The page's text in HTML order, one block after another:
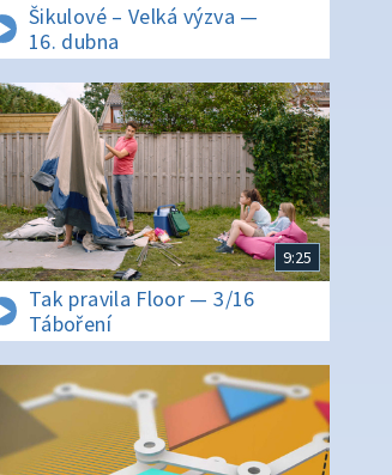
Šikulové – Velká výzva —
16. dubna
9:25
Tak pravila Floor — 3/16
Táboření